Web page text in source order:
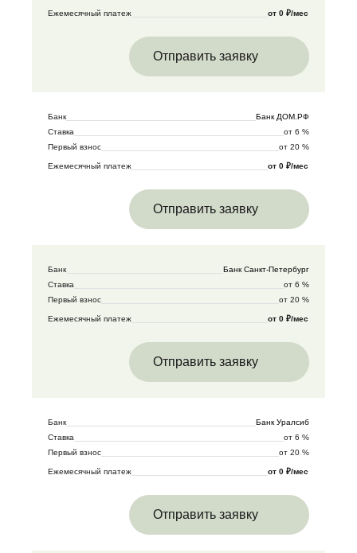
Ежемесячный платеж от 0 ₽/мес
Отправить заявку
Банк
Банк ДОМ.РФ
Ставка
от 6 %
Первый взнос
от 20 %
Ежемесячный платеж от 0 ₽/мес
Отправить заявку
Банк
Банк Санкт-Петербург
Ставка
от 6 %
Первый взнос
от 20 %
Ежемесячный платеж от 0 ₽/мес
Отправить заявку
Банк
Банк Уралсиб
Ставка
от 6 %
Первый взнос
от 20 %
Ежемесячный платеж от 0 ₽/мес
Отправить заявку